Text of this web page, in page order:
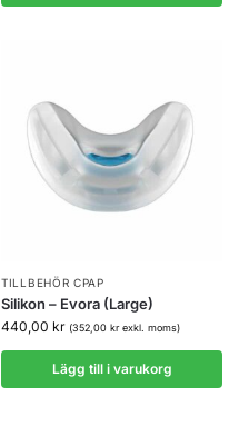
TILLBEHÖR CPAP
Silikon – Evora (Large)
440,00 kr (352,00 krexkl. moms)
Lägg till i varukorg